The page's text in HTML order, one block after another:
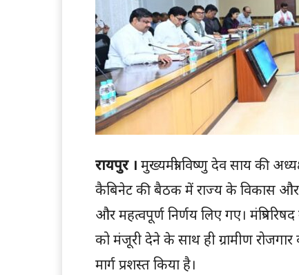
रायपुर । मुख्यमंत्री विष्णु देव साय की
कैबिनेट की बैठक में राज्य के विकास और
और महत्वपूर्ण निर्णय लिए गए।
को मंजूरी देने के साथ ही ग्रामीण
मार्ग प्रशस्त किया है।